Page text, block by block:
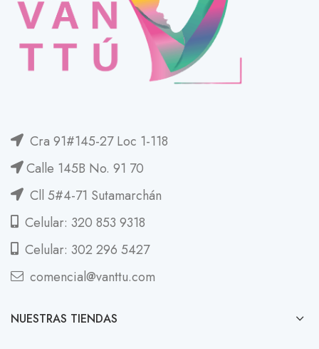
Cra 91#145-27 Loc 1-118
Calle 145B No. 91 70
Cll 5#4-71 Sutamarchán
Celular: 320 853 9318
Celular: 302 296 5427
comencial@vanttu.com
NUESTRAS TIENDAS